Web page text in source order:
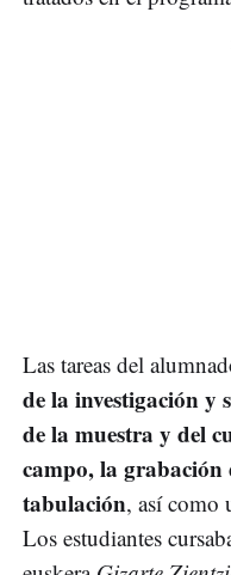
Las tareas del
de la investigación y
de la muestra y del
campo, la grabación
tabulación, así como
Los estudiantes